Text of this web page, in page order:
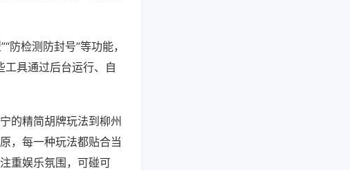
防检测防封号”等功能，
工具通过后台运行、自
的精简胡牌玩法到柳州
，每一种玩法都贴合当
重娱乐氛围，可碰可